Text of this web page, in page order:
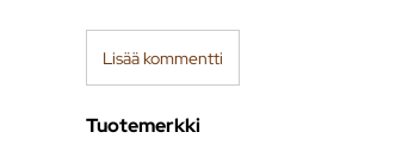
Lisää kommentti
Tuotemerkki